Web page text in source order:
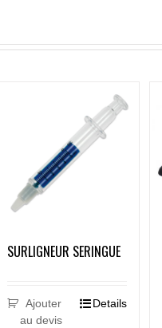
SURLIGNEUR SERINGUE
Ajouter
au devis
Details